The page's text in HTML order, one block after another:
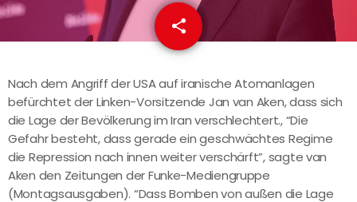
share
email
Nach dem Angriff der USA auf iranische Atomanlagen
befürchtet der Linken-Vorsitzende Jan van Aken, dass sich
die Lage der Bevölkerung im Iran verschlechtert., “Die
Gefahr besteht, dass gerade ein geschwächtes Regime
die Repression nach innen weiter verschärft”, sagte van
Aken den Zeitungen der Funke-Mediengruppe
(Montagsausgaben). “Dass Bomben von außen die Lage